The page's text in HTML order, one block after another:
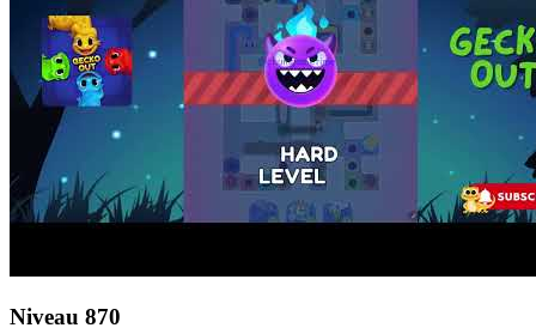
Niveau 870